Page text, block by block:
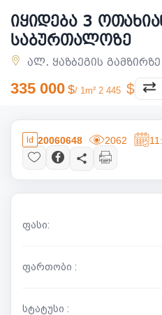
იყიდება 3
საბურთალოზე
ალ. ყაზბეგის გამზირზე
335 000 / 1m² 2 445
20060648 2062
ფასი:
ფართობი :
სტატუსი :